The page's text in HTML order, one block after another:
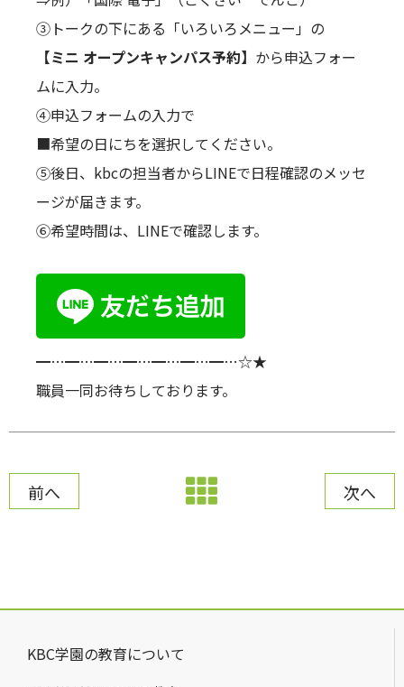
③トークの下にある「いろいろメニュー」の
【ミニ オープンキャンパス予約】 から申込フォー
ムに入力。
④申込フォームの入力で
■希望の日にちを選択してください。
⑤後日、kbcの担当者からLINEで日程確認のメッセ
ージが届きます。
⑥希望時間は、LINEで確認します。
━…━…━…━…━…━…━…☆★
職員一同お待ちしております。
前へ 次へ
KBC学園の教育について